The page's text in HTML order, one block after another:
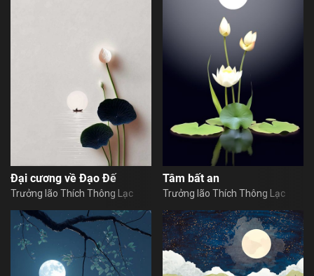
Đại cương về Đạo Đế
Trưởng lão Thích Thông Lạc
Tâm bất an
Trưởng lão Thích Thông Lạc